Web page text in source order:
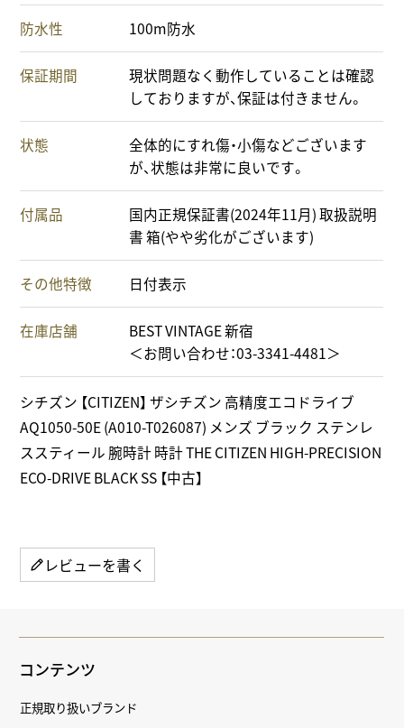
防水性 100m防水
保証期間
現状問題なく動作していることは確認
しておりますが、保証は付きません。
状態
全体的にすれ傷・小傷などございます
が、状態は非常に良いです。
付属品
国内正規保証書(2024年11月) 取扱説明
書 箱(やや劣化がございます)
その他特徴 日付表示
在庫店舗
BEST VINTAGE 新宿
＜お問い合わせ：03-3341-4481＞
シチズン 【CITIZEN】 ザシチズン 高精度エコドライブ
AQ1050-50E (A010-T026087) メンズ ブラック ステンレ
ススティール 腕時計 時計 THE CITIZEN HIGH-PRECISION
ECO-DRIVE BLACK SS 【中古】
レビューを書く
コンテンツ
正規取り扱いブランド